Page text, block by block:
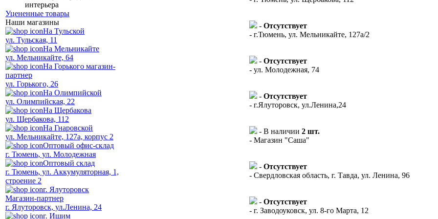
интерьера
Уцененные товары
Наши магазины
На Тульской
ул. Тульская, 11
На Мельникайте
ул. Мельникайте, 64
На Горького магазин-
партнер
ул. Горького, 26
На Олимпийской
ул. Олимпийская, 22
На Щербакова
ул. Щербакова, 112
На Гнаровской
ул. Мельникайте, 127а, корпус 2
Оптовый офис-склад
г. Тюмень, ул. Молодежная
Оптовый склад
г. Тюмень, ул. Аккумуляторная, 1,
строение 2
г. Ялуторовск
Магазин-партнер
г. Ялуторовск, ул.Ленина, 24
г. Ишим
- Отсутствует
- г.Тюмень, ул. Мельникайте, 127а/2
- Отсутствует
- ул. Молодежная, 74
- Отсутствует
- г.Ялуторовск, ул.Ленина,24
- В наличии 2 шт.
- Магазин "Саша"
- Отсутствует
- Свердловская область, г. Тавда, ул. Ленина, 96
- Отсутствует
- г. Заводоуковск, ул. 8-го Марта, 12